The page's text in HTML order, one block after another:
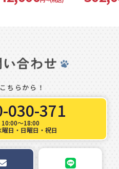
ちらから！
030-371
10:00～18:00
曜日・日曜日・祝日